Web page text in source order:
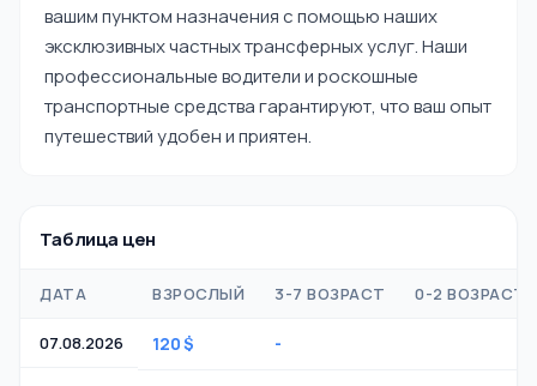
вашим пунктом назначения с помощью наших
эксклюзивных частных трансферных услуг. Наши
профессиональные водители и роскошные
транспортные средства гарантируют, что ваш опыт
путешествий удобен и приятен.
Таблица цен
ДАТА ВЗРОСЛЫЙ 3-7 ВОЗРАСТ 0-2 ВОЗРАСТ
07.08.2026 120 $ -